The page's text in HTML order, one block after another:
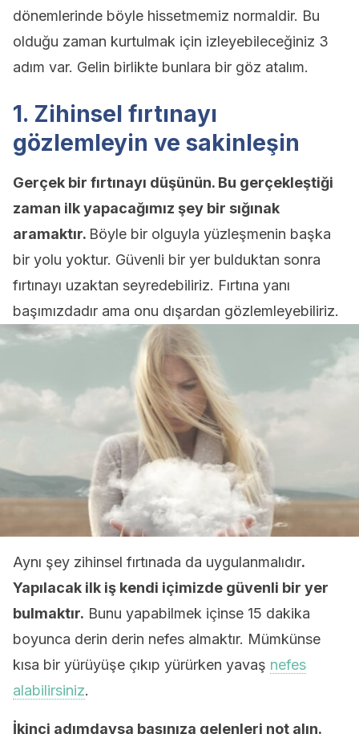
dönemlerinde böyle hissetmemiz normaldir. Bu
olduğu zaman kurtulmak için izleyebileceğiniz 3
adım var. Gelin birlikte bunlara bir göz atalım.
1. Zihinsel fırtınayı
gözlemleyin ve sakinleşin
Gerçek bir fırtınayı düşünün. Bu gerçekleştiği
zaman ilk yapacağımız şey bir sığınak
aramaktır. Böyle bir olguyla yüzleşmenin başka
bir yolu yoktur. Güvenli bir yer bulduktan sonra
fırtınayı uzaktan seyredebiliriz. Fırtına yanı
başımızdadır ama onu dışardan gözlemleyebiliriz.
Aynı şey zihinsel fırtınada da uygulanmalıdır.
Yapılacak ilk iş kendi içimizde güvenli bir yer
bulmaktır. Bunu yapabilmek içinse 15 dakika
boyunca derin derin nefes almaktır. Mümkünse
kısa bir yürüyüşe çıkıp yürürken yavaş nefes
alabilirsiniz.
İkinci adımdaysa başınıza gelenleri not alın.